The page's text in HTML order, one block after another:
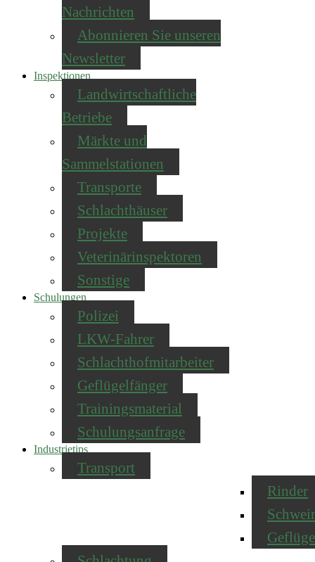
Nachrichten
Abonnieren Sie unseren
Newsletter
Inspektionen
Landwirtschaftliche
Betriebe
Märkte und
Sammelstationen
Transporte
Schlachthäuser
Projekte
Veterinärinspektoren
Sonstige
Schulungen
Polizei
LKW-Fahrer
Schlachthofmitarbeiter
Geflügelfänger
Trainingsmaterial
Schulungsanfrage
Industrietips
Transport
Rinder